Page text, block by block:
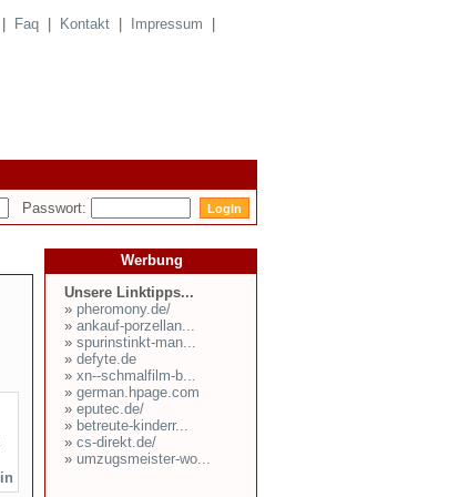
Faq Kontakt Impressum
Passwort:
Werbung
Unsere Linktipps...
» pheromony.de/
» ankauf-porzellan...
» spurinstinkt-man...
» defyte.de
» xn--schmalfilm-b...
» german.hpage.com
» eputec.de/
» betreute-kinderr...
» cs-direkt.de/
» umzugsmeister-wo...